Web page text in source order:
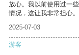
放心。我以前使用过一
情况，这让我非常担心。
2025-07-03
游客